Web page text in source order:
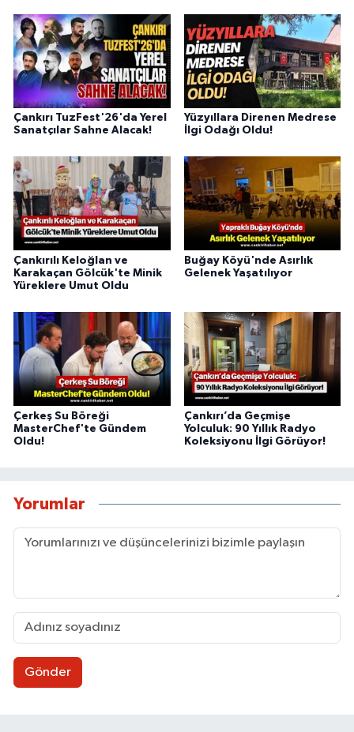
Çankırı TuzFest'26'da Yerel
Sanatçılar Sahne Alacak!
Yüzyıllara Direnen Medrese
İlgi Odağı Oldu!
Çankırılı Keloğlan ve
Karakaçan Gölcük'te Minik
Yüreklere Umut Oldu
Buğay Köyü'nde Asırlık
Gelenek Yaşatılıyor
Çerkeş Su Böreği
MasterChef'te Gündem
Oldu!
Çankırı’da Geçmişe
Yolculuk: 90 Yıllık Radyo
Koleksiyonu İlgi Görüyor!
Yorumlar
Gönder